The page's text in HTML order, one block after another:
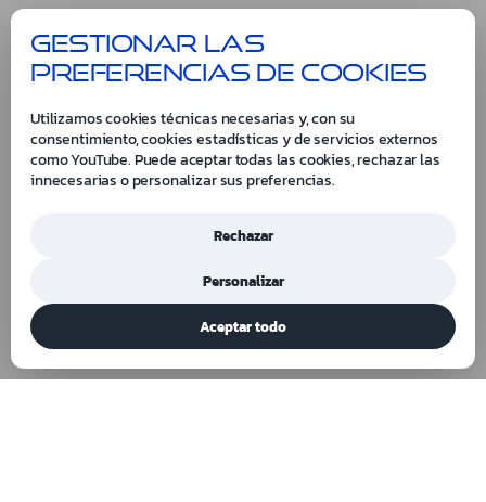
Gestionar las
preferencias de cookies
Utilizamos cookies técnicas necesarias y, con su
consentimiento, cookies estadísticas y de servicios externos
como YouTube. Puede aceptar todas las cookies, rechazar las
innecesarias o personalizar sus preferencias.
Rechazar
Personalizar
Aceptar todo